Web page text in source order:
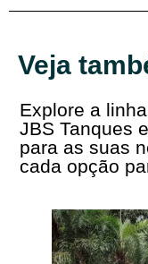
Veja
Explore a
JBS Tanques
para as suas
cada opção